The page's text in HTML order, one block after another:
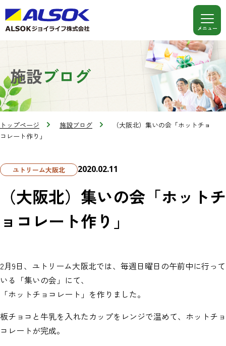
施設ブログ
トップページ 施設ブログ
（大阪北）集いの会「ホットチョ
コレート作り」
ユトリーム大阪北 2020.02.11
（大阪北）集いの会「ホットチ
ョコレート作り」
2月9日、ユトリーム大阪北では、毎週日曜日の午前中に行って
いる「集いの会」にて、
「ホットチョコレート」を作りました。
板チョコと牛乳を入れたカップをレンジで温めて、ホットチョ
コレートが完成。